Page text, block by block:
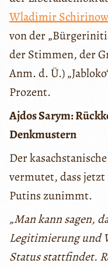
Wladimir
von der
der Stimmen, der
Anm. d. Ü.)
Prozent.
Ajdos Sarym:
Denkmustern
Der
vermutet, dass
Putins zunimmt.
„Man kann sagen,
Legitimierung und
Status stattfindet.